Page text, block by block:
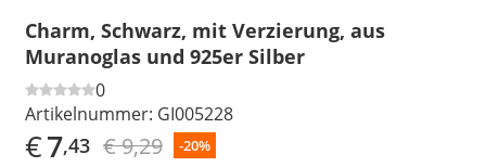
Charm, Schwarz, mit Verzierung, aus
Muranoglas und 925er Silber
0
Artikelnummer: GI005228
€7,43 € 9,29 -20%